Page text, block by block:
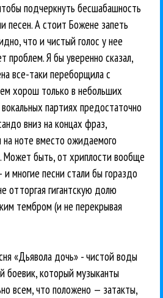
подчеркнуть бесшабашность
песен. А стоит Божене запеть
что и чистый голос у нее
проблем. Я бы уверенно сказал,
все-таки переборщила с
хорош только в небольших
партиях предостаточно
вниз на концах фраз,
ноте вместо ожидаемого
Может быть, от хриплости вообще
многие песни стали бы гораздо
отторгая гигантскую долю
тембром (и не перекрывая
«Дьявола дочь» - чистой воды
боевик, который музыканты
всем, что положено — затакты,